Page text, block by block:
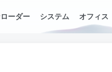
ーダー システム オフィス